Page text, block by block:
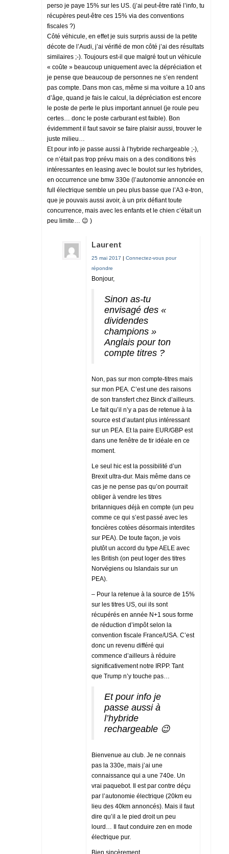
perso je paye 15% sur les US. (j’ai peut-être raté l’info, tu
récupères peut-être ces 15% via des conventions
fiscales ?)
Côté véhicule, en effet je suis surpris aussi de la petite
décote de l’Audi, j’ai vérifié de mon côté j’ai des résultats
similaires ;-). Toujours est-il que malgré tout un véhicule
« coûte » beaucoup uniquement avec la dépréciation et
je pense que beaucoup de personnes ne s’en rendent
pas compte. Dans mon cas, même si ma voiture a 10 ans
d’âge, quand je fais le calcul, la dépréciation est encore
le poste de perte le plus important annuel (je roule peu
certes… donc le poste carburant est faible). Bon
évidemment il faut savoir se faire plaisir aussi, trouver le
juste milieu…
Et pour info je passe aussi à l’hybride rechargeable ;-),
ce n’était pas trop prévu mais on a des conditions très
intéressantes en leasing avec le boulot sur les hybrides,
en occurrence une bmw 330e (l’autonomie annoncée en
full électrique semble un peu plus basse que l’A3 e-tron,
que je pouvais aussi avoir, à un prix défiant toute
concurrence, mais avec les enfants et le chien c’était un
peu limite… 😉 )
Laurent
25 mai 2017 | Connectez-vous pour
répondre
Bonjour,
Sinon as-tu
envisagé des «
dividendes
champions »
Anglais pour ton
compte titres ?
Non, pas sur mon compte-titres mais
sur mon PEA. C’est une des raisons
de son transfert chez Binck d’ailleurs.
Le fait qu’il n’y a pas de retenue à la
source est d’autant plus intéressant
sur un PEA. Et la paire EUR/GBP est
dans une fenêtre de tir idéale en ce
moment.
Le seul hic est la possibilité d’un
Brexit ultra-dur. Mais même dans ce
cas je ne pense pas qu’on pourrait
obliger à vendre les titres
britanniques déjà en compte (un peu
comme ce qui s’est passé avec les
foncières cotées désormais interdites
sur PEA). De toute façon, je vois
plutôt un accord du type AELE avec
les British (on peut loger des titres
Norvégiens ou Islandais sur un
PEA).
– Pour la retenue à la source de 15%
sur les titres US, oui ils sont
récupérés en année N+1 sous forme
de réduction d’impôt selon la
convention fiscale France/USA. C’est
donc un revenu différé qui
commence d’ailleurs à réduire
significativement notre IRPP. Tant
que Trump n’y touche pas…
Et pour info je
passe aussi à
l’hybride
rechargeable 😉
Bienvenue au club. Je ne connais
pas la 330e, mais j’ai une
connaissance qui a une 740e. Un
vrai paquebot. Il est par contre déçu
par l’autonomie électrique (20km eu
lieu des 40km annoncés). Mais il faut
dire qu’il a le pied droit un peu
lourd… Il faut conduire zen en mode
électrique pur.
Bien sincèrement,